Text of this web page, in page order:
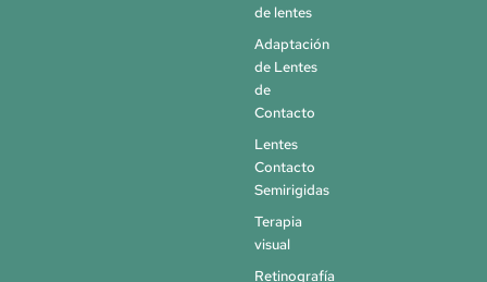
de lentes
Adaptación
de Lentes
de
Contacto
Lentes
Contacto
Semirigidas
Terapia
visual
Retinografía